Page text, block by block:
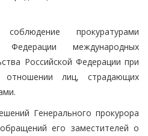
прокуратурами
Федерации международных
Российской Федерации при
отношении лиц, страдающих
Генерального прокурора
его заместителей о